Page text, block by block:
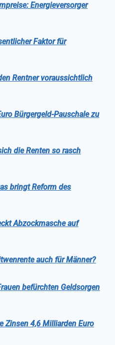
Energieversorger
Faktor für
Rentner voraussichtlich
Bürgergeld-Pauschale zu
die Renten so rasch
bringt Reform des
Abzockmasche auf
auch für Männer?
befürchten Geldsorgen
Zinsen 4,6 Milliarden Euro